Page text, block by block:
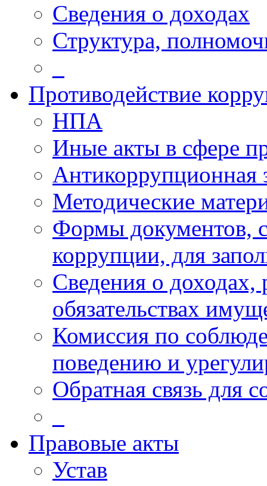
Сведения о доходах
Структура,
Противодействие
НПА
Иные акты в сфере
Антикоррупционная
Методические
Формы документов,
коррупции, для
Сведения о доходах,
обязательствах
Комиссия по
поведению и
Обратная связь для
Правовые акты
Устав